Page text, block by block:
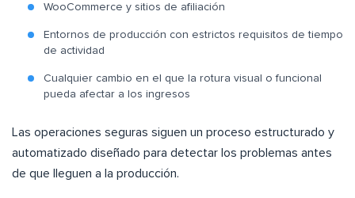
WooCommerce y sitios de afiliación
Entornos de producción con estrictos requisitos de tiempo
de actividad
Cualquier cambio en el que la rotura visual o funcional
pueda afectar a los ingresos
Las operaciones seguras siguen un proceso estructurado y
automatizado diseñado para detectar los problemas antes
de que lleguen a la producción.